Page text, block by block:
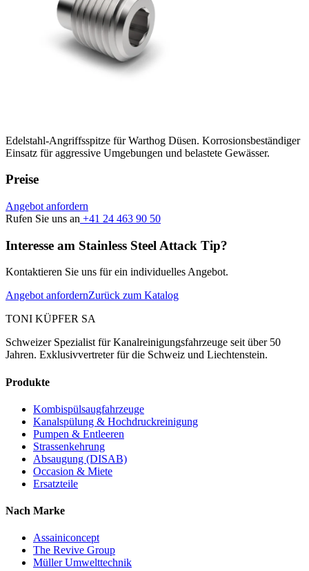
Edelstahl-Angriffsspitze für Warthog Düsen. Korrosionsbeständiger
Einsatz für aggressive Umgebungen und belastete Gewässer.
Preise
Angebot anfordern
Rufen Sie uns an +41 24 463 90 50
Interesse am Stainless Steel Attack Tip?
Kontaktieren Sie uns für ein individuelles Angebot.
Angebot anfordernZurück zum Katalog
TONI KÜPFER SA
Schweizer Spezialist für Kanalreinigungsfahrzeuge seit über 50
Jahren. Exklusivvertreter für die Schweiz und Liechtenstein.
Produkte
Kombispülsaugfahrzeuge
Kanalspülung & Hochdruckreinigung
Pumpen & Entleeren
Strassenkehrung
Absaugung (DISAB)
Occasion & Miete
Ersatzteile
Nach Marke
Assainiconcept
The Revive Group
Müller Umwelttechnik